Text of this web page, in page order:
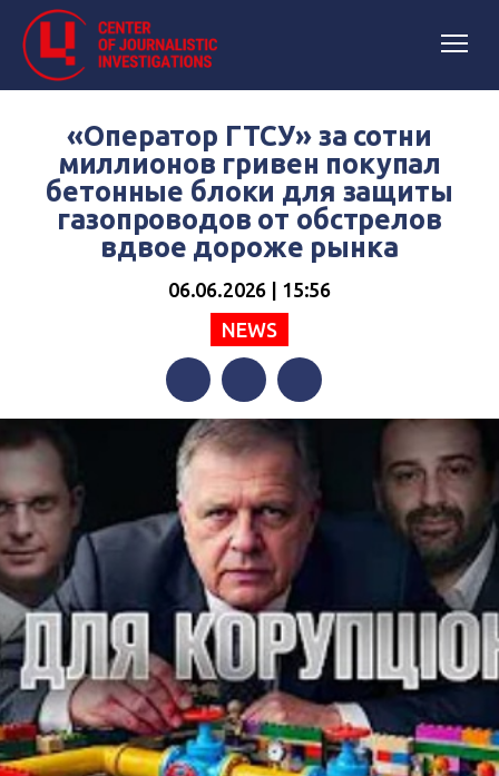
«Оператор ГТСУ» за сотни
миллионов гривен покупал
бетонные блоки для защиты
газопроводов от обстрелов
вдвое дороже рынка
06.06.2026 | 15:56
NEWS
FacebookTwitterTelegram